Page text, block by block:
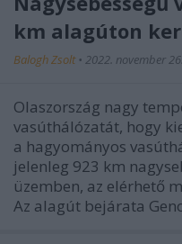
km alagúton
Balogh Zsolt • 2022. november 26.
Olaszország nagy
vasúthálózatát, hogy
a hagyományos
jelenleg 923 km
üzemben, az elérhető
Az alagút bejárata